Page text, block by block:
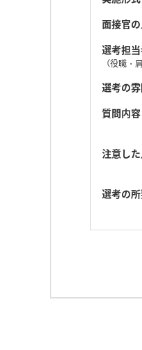
面接官
選考担
（役職・
選考の
質問内
注意し
選考の